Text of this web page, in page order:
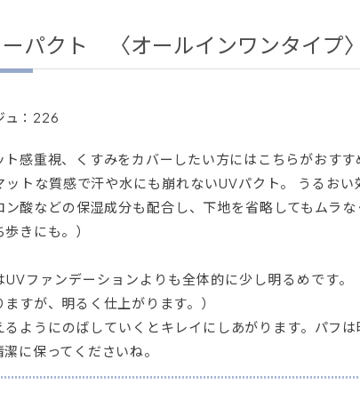
パクト 〈オールインワンタイプ〉
ュ：226
ト感重視、くすみをカバーしたい方にはこちらがおすす
ットな質感で汗や水にも崩れないUVパクト。 うるお
ン酸などの保湿成分も配合し、下地を省略してもムラ
歩きにも。）
UVファンデーションよりも全体的に少し明るめです
ますが、明るく仕上がります。）
るようにのばしていくとキレイにしあがります。パフ
潔に保ってくださいね。